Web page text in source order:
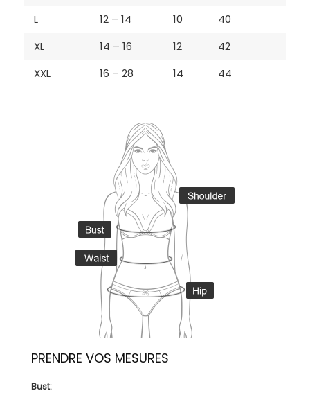
L
12 – 14 10
40
XL
14 – 16 12
42
XXL
16 – 28 14 44
PRENDRE VOS MESURES
Bust: